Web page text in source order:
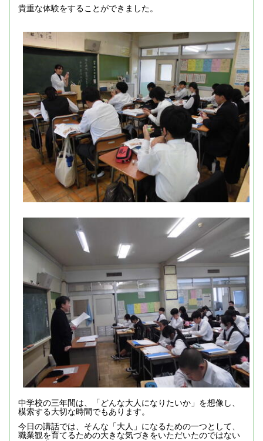
貴重な体験をすることができました。
中学校の三年間は、「どんな大人になりたいか」を想像し、
模索する大切な時間でもあります。
今日の講話では、そんな「大人」になるための一つとして、
職業観を育てるための大きな気づきをいただいたのではない